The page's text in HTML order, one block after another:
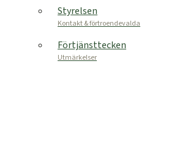
Styrelsen
Kontakt & förtroendevalda
Förtjänsttecken
Utmärkelser